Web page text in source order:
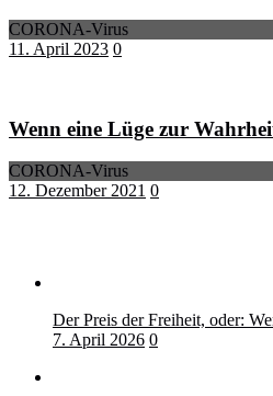
CORONA-Virus
11. April 2023 0
Wenn eine Lüge zur
CORONA-Virus
12. Dezember 2021 0
Der Preis der Freiheit, oder:
7. April 2026 0